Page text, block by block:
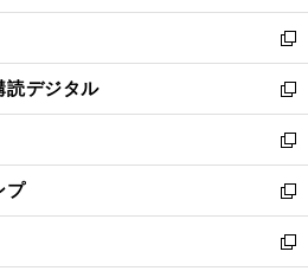
開
く
ウ
で
開
く
ン
ド
ウ
で
開
く
ウ
ィ
ン
ド
ウ
で
開
く
新
し
い
ウ
ィ
ン
ド
ウ
で
開
読デジタル
新
し
い
ウ
ィ
ン
ド
新
し
い
ウ
ィ
プ
新
し
い
新